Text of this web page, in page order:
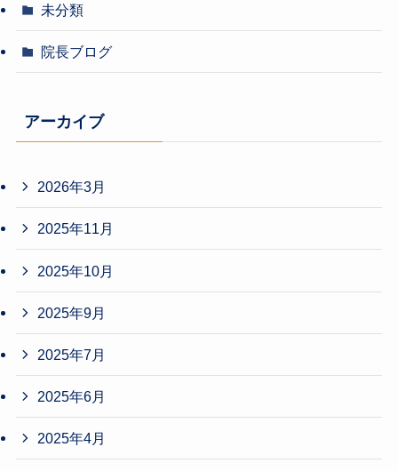
未分類
院長ブログ
アーカイブ
2026年3月
2025年11月
2025年10月
2025年9月
2025年7月
2025年6月
2025年4月